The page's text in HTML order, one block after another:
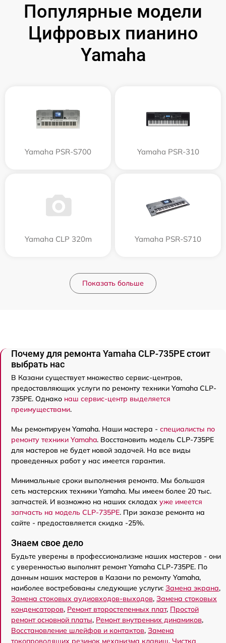
Популярные модели
Цифровых пианино
Yamaha
Yamaha PSR-S700 Yamaha PSR-310
Yamaha CLP 320m Yamaha PSR-S710
Показать больше
Почему для ремонта Yamaha CLP-735PE стоит
выбрать нас
В Казани существует множество сервис-центров,
предоставляющих услуги по ремонту техники Yamaha CLP-
735PE. Однако наш сервис-центр выделяется
преимуществами.
Мы ремонтируем Yamaha. Наши мастера - специалисты по
ремонту техники Yamaha. Восстановить модель CLP-735PE
для мастеров не будет новой задачей. На все виды
проведенных работ у нас имеется гарантия.
Минимальные сроки выполнения ремонта. Мы большая
сеть мастерских техники Yamaha. Мы имеем более 20 тыс.
запчастей. И возможно на наших складах уже имеется
запчасть на модель CLP-735PE. При заказе ремонта на
сайте - предоставляется скидка -25%.
Знаем свое дело
Будьте уверены в профессионализме наших мастеров - они
с уверенностью выполнят ремонт Yamaha CLP-735PE. По
данным наших мастеров в Казани по ремонту Yamaha,
наиболее востребованы следующие услуги: Замена экрана,
Замена стоковых аудиовходов-выходов, Замена стоковых
конденсаторов, Ремонт второстепенных плат, Простой
ремонт основной платы, Ремонт внутренних динамиков,
Восстановление шлейфов и контактов, Замена
токопроводящих резинок механизма клавиш, Чистка